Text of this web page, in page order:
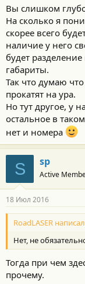
Вы слишком
На сколько я
скорее всего
наличие у него
будет
габариты.
Так что думаю
прокатят на ура.
Но тут другое, у
остальное в
нет и номера
S sp
Active
18 Июл 2016
RoadLASER
Нет, не
Тогда при чем
прочему.